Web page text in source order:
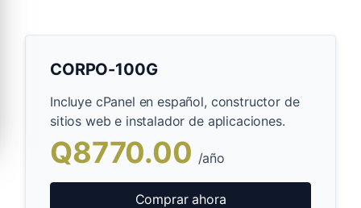
CORPO-100G
Incluye cPanel en español, constructor de
sitios web e instalador de aplicaciones.
Q8770.00 /año
Comprar ahora